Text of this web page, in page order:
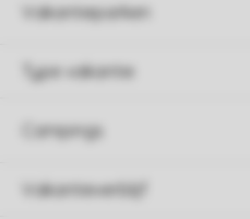
Vakantieparken
Type vakantie
Campings
Vakantieverblijf